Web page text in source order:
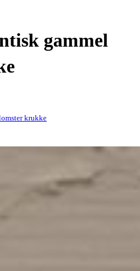
gammel
krukke